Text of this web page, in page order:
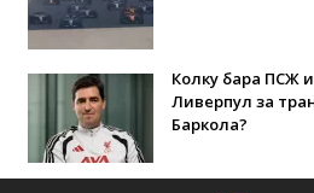
Колку бара ПСЖ
Ливерпул за
Баркола?